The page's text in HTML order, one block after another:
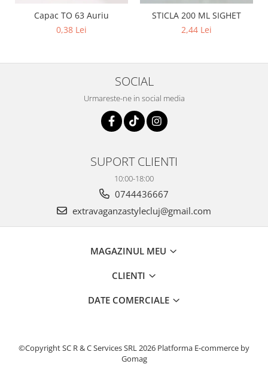
Capac TO 63 Auriu
0,38 Lei
STICLA 200 ML SIGHET
2,44 Lei
SOCIAL
Urmareste-ne in social media
SUPORT CLIENTI
10:00-18:00
0744436667
extravaganzastylecluj@gmail.com
MAGAZINUL MEU
CLIENTI
DATE COMERCIALE
©Copyright SC R & C Services SRL 2026 Platforma E-commerce by
Gomag